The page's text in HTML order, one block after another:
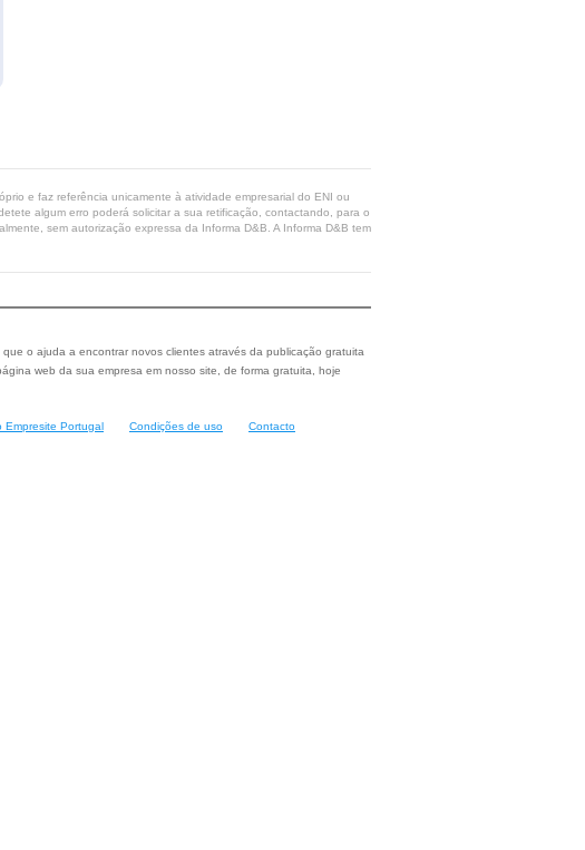
e faz referência unicamente à atividade empresarial do ENI ou
algum erro poderá solicitar a sua retificação, contactando, para o
sem autorização expressa da Informa D&B. A Informa D&B tem
o ajuda a encontrar novos clientes através da publicação gratuita
web da sua empresa em nosso site, de forma gratuita, hoje
Empresite Portugal Condições de uso Contacto